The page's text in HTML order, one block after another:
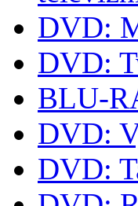
DVD:
DVD:
BLU-
DVD:
DVD: